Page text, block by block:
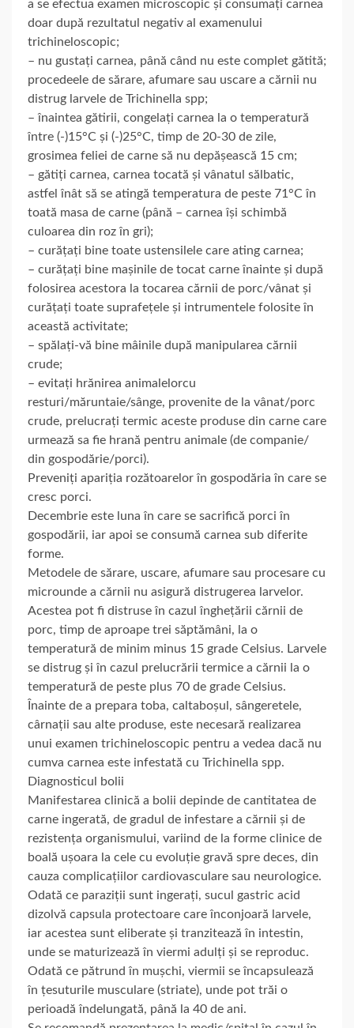
a se efectua examen microscopic și consumați carnea
doar după rezultatul negativ al examenului
trichineloscopic;
– nu gustați carnea, până când nu este complet gătită;
procedeele de sărare, afumare sau uscare a cărnii nu
distrug larvele de Trichinella spp;
– înaintea gătirii, congelați carnea la o temperatură
între (-)15°C și (-)25°C, timp de 20-30 de zile,
grosimea feliei de carne să nu depășească 15 cm;
– gătiți carnea, carnea tocată și vânatul sălbatic,
astfel înât să se atingă temperatura de peste 71°C în
toată masa de carne (până – carnea își schimbă
culoarea din roz în gri);
– curățați bine toate ustensilele care ating carnea;
– curățați bine mașinile de tocat carne înainte și după
folosirea acestora la tocarea cărnii de porc/vânat și
curățați toate suprafețele și intrumentele folosite în
această activitate;
– spălați-vă bine mâinile după manipularea cărnii
crude;
– evitați hrănirea animalelorcu
resturi/măruntaie/sânge, provenite de la vânat/porc
crude, prelucrați termic aceste produse din carne care
urmează sa fie hrană pentru animale (de companie/
din gospodărie/porci).
Preveniți apariția rozătoarelor în gospodăria în care se
cresc porci.
Decembrie este luna în care se sacrifică porci în
gospodării, iar apoi se consumă carnea sub diferite
forme.
Metodele de sărare, uscare, afumare sau procesare cu
microunde a cărnii nu asigură distrugerea larvelor.
Acestea pot fi distruse în cazul înghețării cărnii de
porc, timp de aproape trei săptămâni, la o
temperatură de minim minus 15 grade Celsius. Larvele
se distrug și în cazul prelucrării termice a cărnii la o
temperatură de peste plus 70 de grade Celsius.
Înainte de a prepara toba, caltaboșul, sângeretele,
cârnații sau alte produse, este necesară realizarea
unui examen trichineloscopic pentru a vedea dacă nu
cumva carnea este infestată cu Trichinella spp.
Diagnosticul bolii
Manifestarea clinică a bolii depinde de cantitatea de
carne ingerată, de gradul de infestare a cărnii și de
rezistența organismului, variind de la forme clinice de
boală ușoara la cele cu evoluție gravă spre deces, din
cauza complicațiilor cardiovasculare sau neurologice.
Odată ce paraziții sunt ingerați, sucul gastric acid
dizolvă capsula protectoare care înconjoară larvele,
iar acestea sunt eliberate și tranzitează în intestin,
unde se maturizează în viermi adulți și se reproduc.
Odată ce pătrund în mușchi, viermii se încapsulează
în țesuturile musculare (striate), unde pot trăi o
perioadă îndelungată, până la 40 de ani.